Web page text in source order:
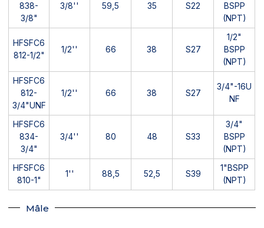
838-
3/8"
3/8'' 59,5 35 S22
BSPP
(NPT)
HFSFC6
812-1/2"
1/2'' 66 38 S27
1/2"
BSPP
(NPT)
HFSFC6
812-
3/4"UNF
1/2'' 66 38 S27
3/4"-16U
NF
HFSFC6
834-
3/4"
3/4'' 80 48 S33
3/4"
BSPP
(NPT)
HFSFC6
810-1"
1'' 88,5 52,5 S39
1"BSPP
(NPT)
Mâle